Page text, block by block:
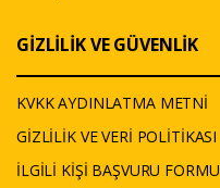
GİZLİLİK VE GÜVENLİK
KVKK AYDINLATMA METNİ
GİZLİLİK VE VERİ POLİTİKASI
İLGİLİ KİŞİ BAŞVURU FORMU